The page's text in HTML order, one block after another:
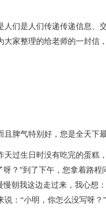
们是人们传递传递信息、
家整理的给老师的一封信
脾气特别好，您是全天下
过生日时没有吃完的蛋糕
？”到了下午，您拿着路程
朝我这边走过来，我心想
：“小明，你怎么没写呀？”